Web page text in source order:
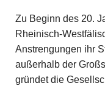
Zu Beginn des 20.
Rheinisch-
Anstrengungen ihr
außerhalb der
gründet die